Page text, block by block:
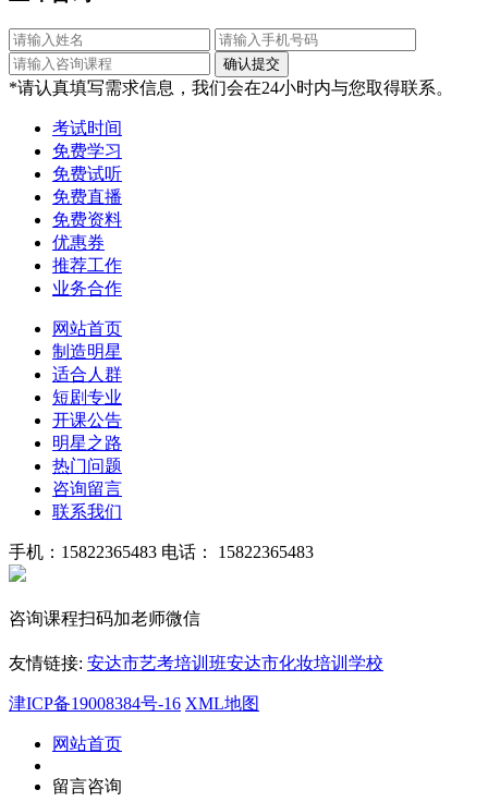
*请认真填写需求信息，我们会在24小时内与您取得联系。
考试时间
免费学习
免费试听
免费直播
免费资料
优惠券
推荐工作
业务合作
网站首页
制造明星
适合人群
短剧专业
开课公告
明星之路
热门问题
咨询留言
联系我们
手机：15822365483 电话： 15822365483
咨询课程扫码加老师微信
友情链接: 安达市艺考培训班安达市化妆培训学校
津ICP备19008384号-16 XML地图
网站首页
留言咨询